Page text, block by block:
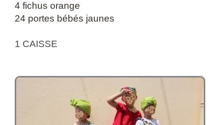
4 fichus orange
24 portes bébés jaunes
1 CAISSE